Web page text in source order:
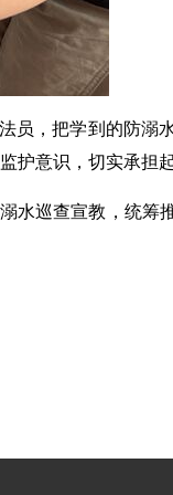
员，把学到的防溺
护意识，切实承担
水巡查宣教，统筹